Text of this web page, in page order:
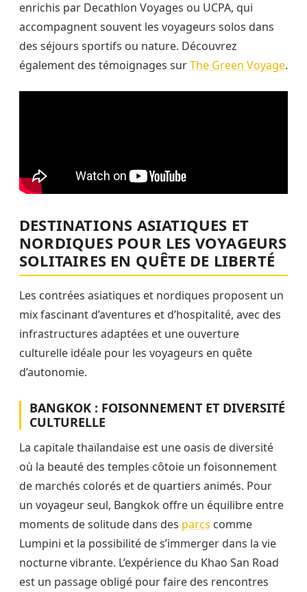
enrichis par Decathlon Voyages ou UCPA, qui
accompagnent souvent les voyageurs solos dans
des séjours sportifs ou nature. Découvrez
également des témoignages surThe Green Voyage.
DESTINATIONS ASIATIQUES ET
NORDIQUES POUR LES VOYAGEURS
SOLITAIRES EN QUÊTE DE LIBERTÉ
Les contrées asiatiques et nordiques proposent un
mix fascinant d’aventures et d’hospitalité, avec des
infrastructures adaptées et une ouverture
culturelle idéale pour les voyageurs en quête
d’autonomie.
BANGKOK : FOISONNEMENT ET DIVERSITÉ
CULTURELLE
La capitale thaïlandaise est une oasis de diversité
où la beauté des temples côtoie un foisonnement
de marchés colorés et de quartiers animés. Pour
un voyageur seul, Bangkok offre un équilibre entre
moments de solitude dans des parcs comme
Lumpini et la possibilité de s’immerger dans la vie
nocturne vibrante. L’expérience du Khao San Road
est un passage obligé pour faire des rencontres